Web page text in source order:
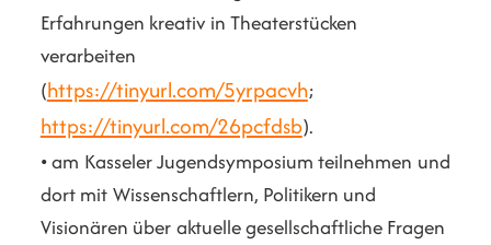
Erfahrungen kreativ in Theaterstücken
verarbeiten
(https://tinyurl.com/5yrpacvh;
https://tinyurl.com/26pcfdsb).
• am Kasseler Jugendsymposium teilnehmen und
dort mit Wissenschaftlern, Politikern und
Visionären über aktuelle gesellschaftliche Fragen